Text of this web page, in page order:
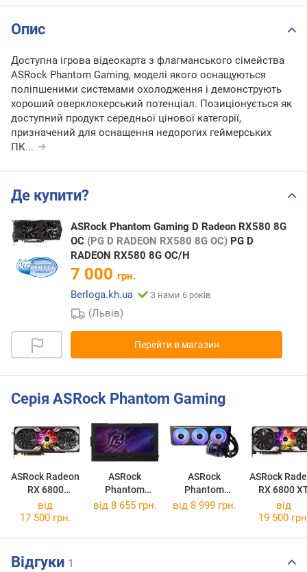
Опис
Доступна ігрова відеокарта з флагманського сімейства
ASRock Phantom Gaming, моделі якого оснащуються
поліпшеними системами охолодження і демонструють
хороший оверклокерський потенціал. Позиціонується як
доступний продукт середньої цінової категорії,
призначений для оснащення недорогих геймерських
ПК...
Де купити?
ASRock Phantom Gaming D Radeon RX580 8G
OC (PG D RADEON RX580 8G OC) PG D
RADEON RX580 8G OC/Н
7 000 грн.
Berloga.kh.ua
З нами 6 років
(Львів)
Перейти в магазин
Серія ASRock Phantom Gaming
ASRock Radeon
RX 6800
Phantom
Gaming D 16G
ASRock
Phantom
Gaming
ASRock
Phantom
Gaming 360
ASRock
RX 6800
Phantom
Gaming D
від
17 500 грн.
від 8 655 грн. від 8 999 грн.
від
19 500
Відгуки 1